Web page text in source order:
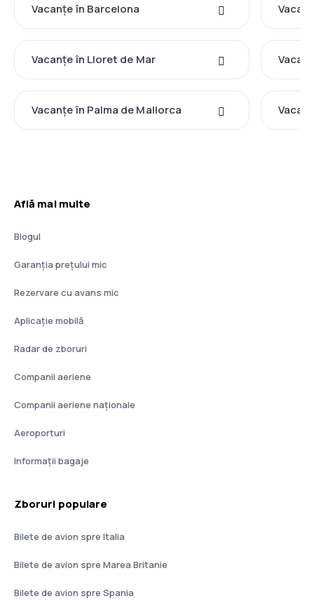
Vacanţe în Barcelona
Vacanţe în Lloret de Mar
Vacanţe în Palma de Mallorca
Află mai multe
Blogul
Garanția prețului mic
Rezervare cu avans mic
Aplicație mobilă
Radar de zboruri
Companii aeriene
Companii aeriene naţionale
Aeroporturi
Informații bagaje
Zboruri populare
Bilete de avion spre Italia
Bilete de avion spre Marea Britanie
Bilete de avion spre Spania